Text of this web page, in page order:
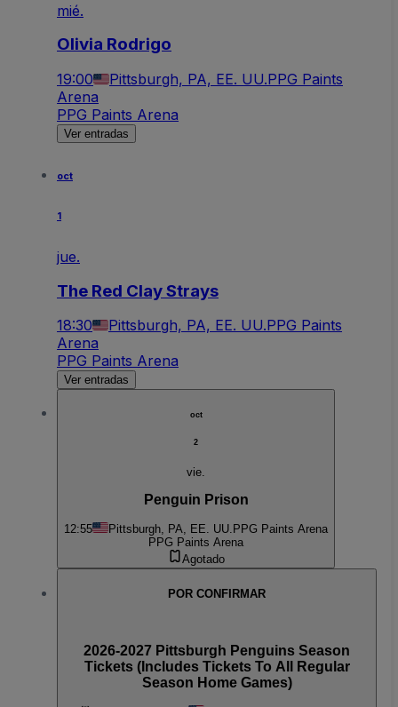
mié.
Olivia Rodrigo
19:00 Pittsburgh, PA, EE. UU.PPG Paints
Arena
PPG Paints Arena
Ver entradas
oct
1
jue.
The Red Clay Strays
18:30 Pittsburgh, PA, EE. UU.PPG Paints
Arena
PPG Paints Arena
Ver entradas
oct
2
vie.
Penguin Prison
12:55 Pittsburgh, PA, EE. UU. PPG Paints Arena
PPG Paints Arena
Agotado
POR CONFIRMAR
2026-2027 Pittsburgh Penguins Season
Tickets (Includes Tickets To All Regular
Season Home Games)